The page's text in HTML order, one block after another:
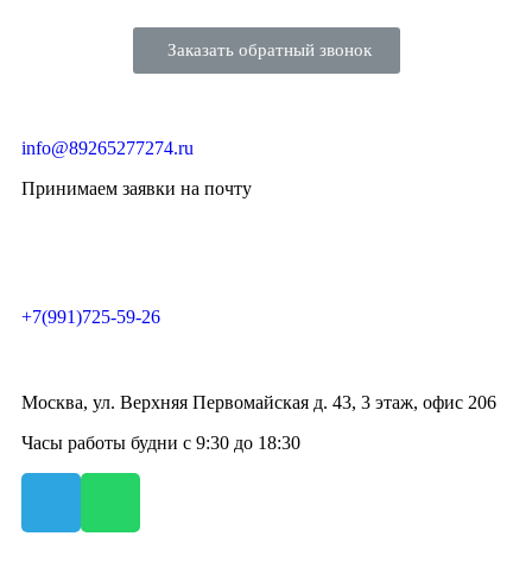
Заказать обратный звонок
info@89265277274.ru
Принимаем заявки на почту
+7(991)725-59-26
Москва, ул. Верхняя Первомайская д. 43, 3 этаж, офис 206
Часы работы будни с 9:30 до 18:30